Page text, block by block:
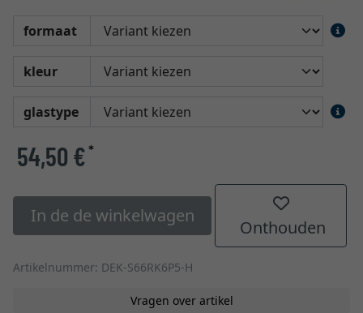
formaat
kleur
glastype
54,50 €*
In de de winkelwagen
Onthouden
Artikelnummer: DEK-S66RK6P5-H
Vragen over artikel